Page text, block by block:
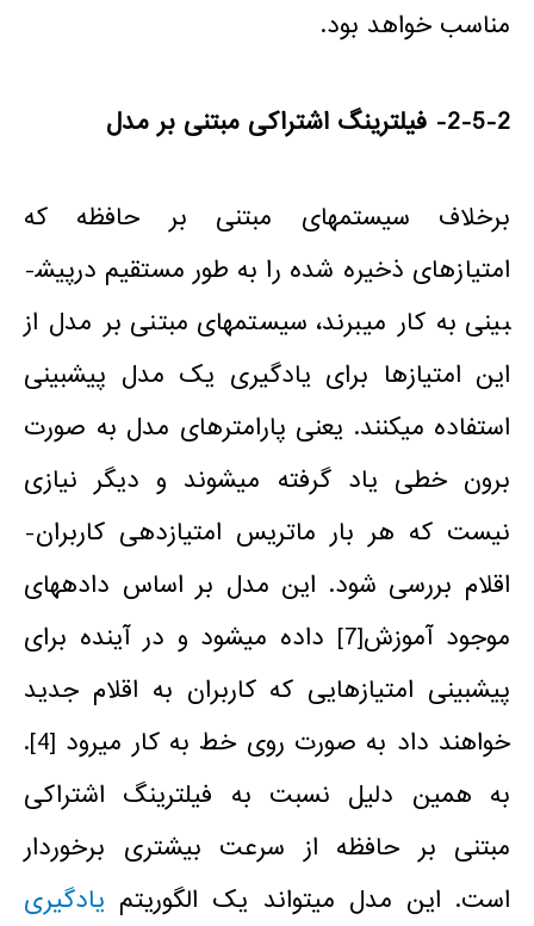
مناسب خواهد بود.
2-5-2- فیلترینگ اشتراکی مبتنی بر مدل
برخلاف سیستم­های مبتنی بر حافظه که
امتیازهای ذخیره شده را به طور مستقیم درپیش­
بینی به کار می­برند، سیستم­های مبتنی بر مدل از
این امتیازها برای یادگیری یک مدل پیش­بینی
استفاده می­کنند. یعنی پارامترهای مدل به صورت
برون خطی یاد گرفته میشوند و دیگر نیازی
نیست که هر بار ماتریس امتیازدهی کاربران-
اقلام بررسی شود. این مدل بر اساس داده­های
موجود آموزش[7]
داده می­شود و در آینده برای
پیش­بینی امتیازهایی که کاربران به اقلام جدید
خواهند داد به صورت روی خط به کار می­رود [4].
به همین دلیل نسبت به فیلترینگ اشتراکی
مبتنی بر حافظه از سرعت بیشتری برخوردار
است. این مدل می­تواند یک الگوریتم یادگیری